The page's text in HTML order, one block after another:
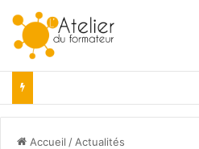
Accueil / Actualités